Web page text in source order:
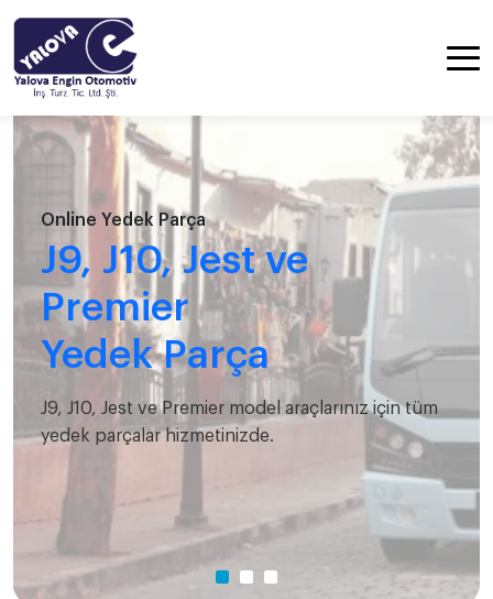
Online Yedek Parça
J9, J10, Jest ve
Premier
Yedek Parça
J9, J10, Jest ve Premier model araçlarınız için tüm
yedek parçalar hizmetinizde.